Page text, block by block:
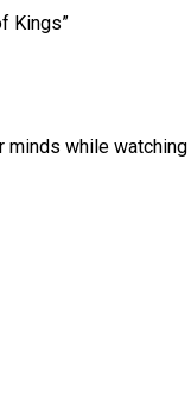
Kings”
while